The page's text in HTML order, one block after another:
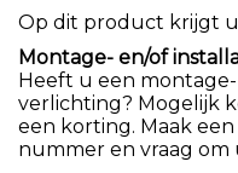
Op dit product krijgt u
Montage- en/of
Heeft u een
verlichting? Mogelijk
een korting. Maak
nummer en vraag om